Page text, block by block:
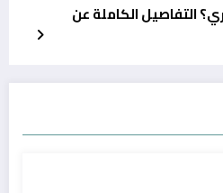
التفاصيل الكاملة عن